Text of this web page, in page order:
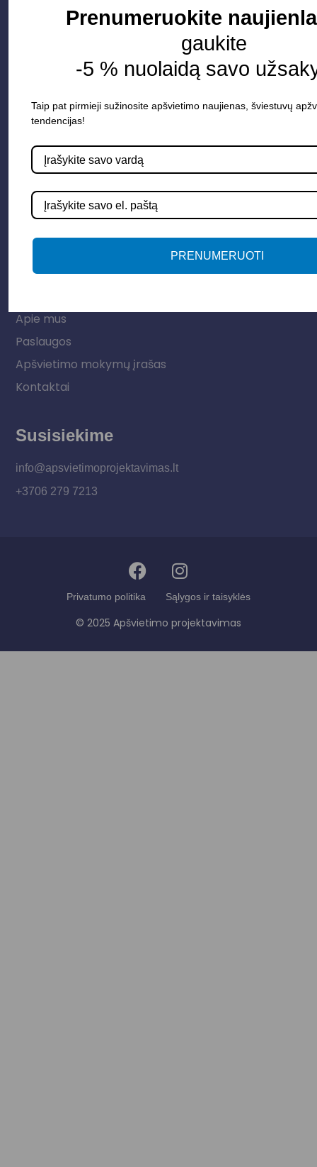
Parduotuvė
Apšvietimo sistemos
Elektros instaliacija
Lauko šviestuvai
LED juostos
Vidaus apšvietimas
Apie mus
Paslaugos
Apšvietimo mokymų įrašas
Kontaktai
Susisiekime
info@apsvietimoprojektavimas.lt
+3706 279 7213
Privatumo politika Sąlygos ir taisyklės
© 2025 Apšvietimo projektavimas
Prenumeruokite
gaukite
-5 % nuolaidą savo
Taip pat pirmieji sužinosite apšvietimo naujienas, šviestuvų
tendencijas!
PRENUMERUOTI